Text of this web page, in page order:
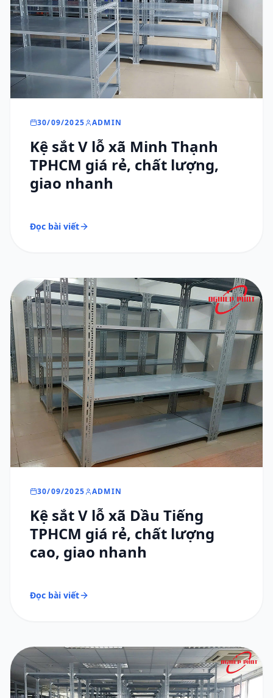
30/09/2025 ADMIN
Kệ sắt V lỗ xã Minh Thạnh
TPHCM giá rẻ, chất lượng,
giao nhanh
Đọc bài viết
30/09/2025 ADMIN
Kệ sắt V lỗ xã Dầu Tiếng
TPHCM giá rẻ, chất lượng
cao, giao nhanh
Đọc bài viết